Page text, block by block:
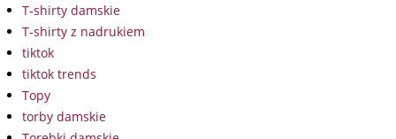
T-shirty damskie
T-shirty z nadrukiem
tiktok
tiktok trends
Topy
torby damskie